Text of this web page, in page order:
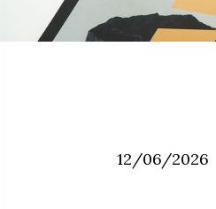
12/06/2026